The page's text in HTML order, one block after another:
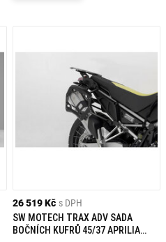
26 519 Kč s DPH
SW MOTECH TRAX ADV SADA
BOČNÍCH KUFRŮ 45/37 APRILIA